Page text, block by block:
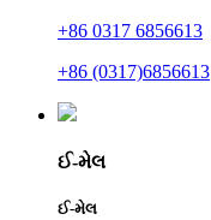
+86 0317 6856613
+86 (0317)6856613
ઈ-મેલ
ઈ-મેલ